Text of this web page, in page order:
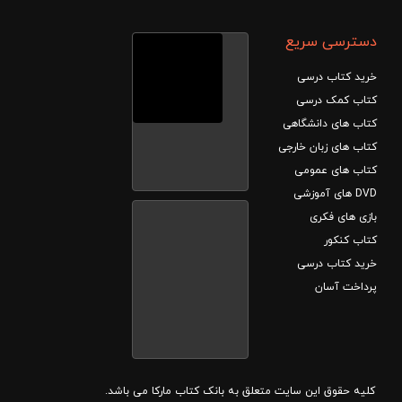
دسترسی سریع
خرید کتاب درسی
کتاب کمک درسی
کتاب های دانشگاهی
کتاب های زبان خارجی
کتاب های عمومی
DVD های آموزشی
بازی های فکری
کتاب کنکور
خرید کتاب درسی
پرداخت آسان
کلیه حقوق این سایت متعلق به بانک کتاب مارکا می باشد.